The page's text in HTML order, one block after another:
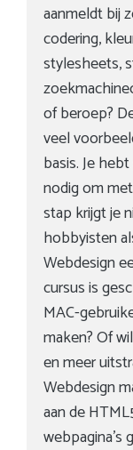
aanmeldt bij
codering,
stylesheets,
of beroep?
veel
basis. Je
nodig om
stap krijgt je
hobbyisten
Webdesign
cursus is
MAC-
maken? Of
en meer
Webdesign
aan de
webpagina’s